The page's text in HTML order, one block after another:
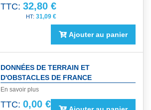
TTC: 32,80 €
31,09 €
Ajouter au panier
DONNÉES DE TERRAIN ET
D'OBSTACLES DE FRANCE
En savoir plus
TTC: 0,00 €